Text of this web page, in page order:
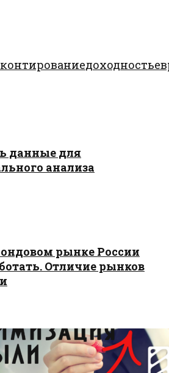
доходность
данные для
анализа
рынке России
Отличие рынков